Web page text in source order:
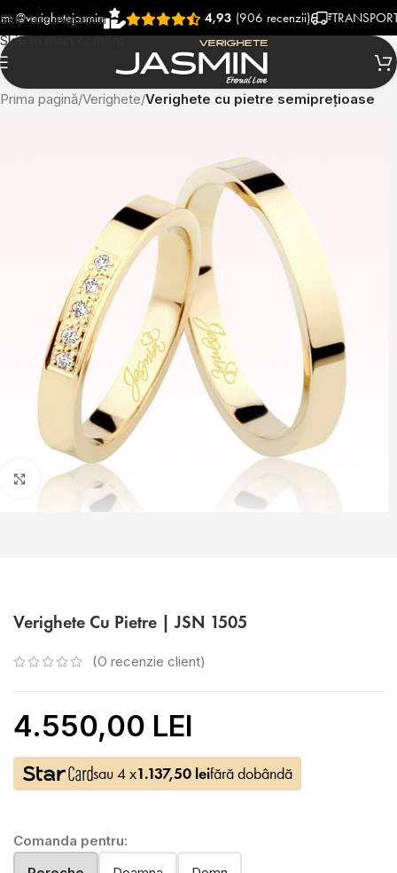
Skip to navigation
Skip to main content
4,93(906 recenzii) TRANSPORT
Prima pagină Verighete Verighete cu pietre semiprețioase
Faceți click pentru a mări
Verighete Cu Pietre | JSN 1505
(O recenzie client)
4.550,00 LEI
sau 4 x1.137,50 leifără dobândă
Comanda pentru: